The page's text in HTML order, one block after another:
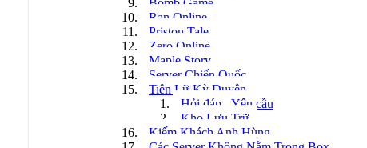
Ran Online
Priston Tale
Zero Online
Maple Story
Server Chiến Quốc
Tiên Lữ Kỳ Duyên
Hỏi đáp - Yêu cầu
Kho Lưu Trữ
Kiếm Khách Anh Hùng